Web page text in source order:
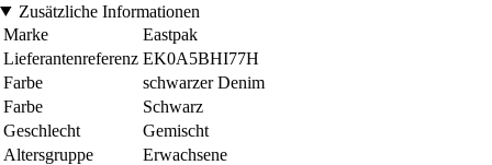
Zusätzliche Informationen
Marke
Eastpak
Lieferantenreferenz EK0A5BHI77H
Farbe
schwarzer Denim
Farbe
Schwarz
Geschlecht
Gemischt
Altersgruppe
Erwachsene